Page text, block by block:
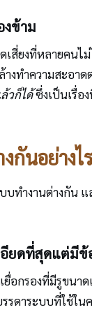
ข้าม
สี่ยงที่หลายคน
งทำความสะอ
วก็ได้ซึ่งเป็นเรื่อ
กันอย่างไ
ทำงานต่างกัน
อียดที่สุดแต่มี
อกรองที่มีรูขนา
ดาระบบที่ใช้ใน